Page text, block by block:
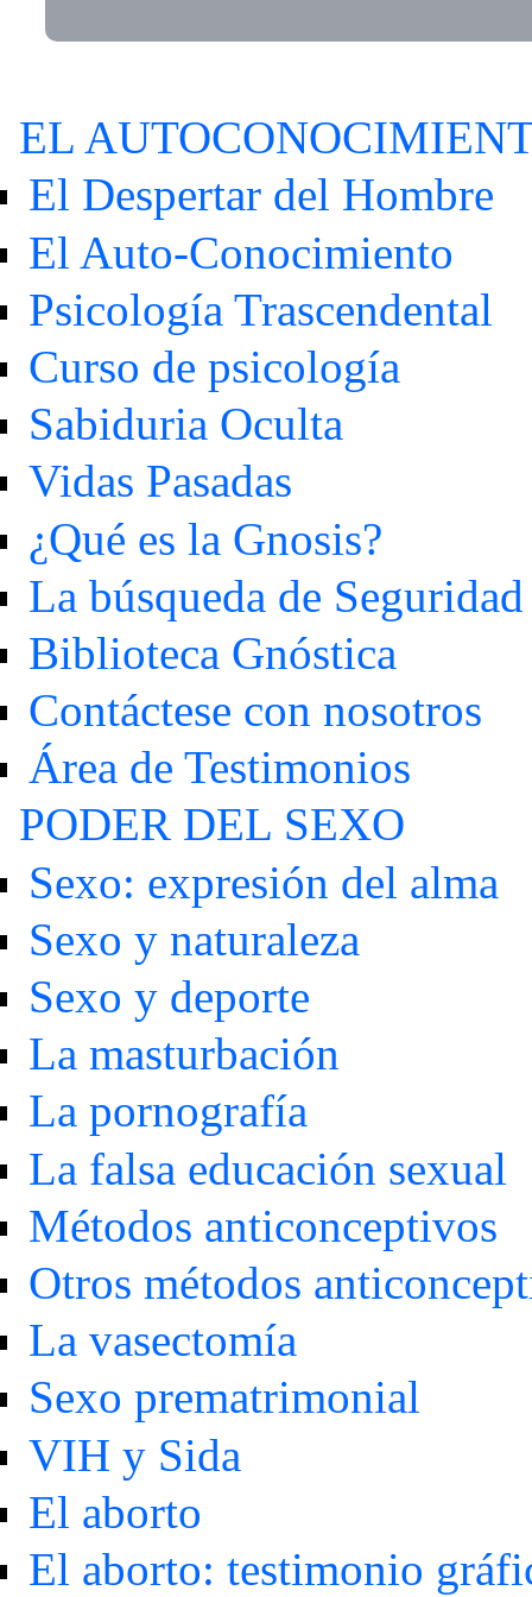
EL
El Despertar del Hombre
El Auto-Conocimiento
Psicología Trascendental
Curso de psicología
Sabiduria Oculta
Vidas Pasadas
¿Qué es la Gnosis?
La búsqueda de Seguridad
Biblioteca Gnóstica
Contáctese con nosotros
Área de Testimonios
PODER DEL SEXO
Sexo: expresión del alma
Sexo y naturaleza
Sexo y deporte
La masturbación
La pornografía
La falsa educación sexual
Métodos anticonceptivos
Otros métodos
La vasectomía
Sexo prematrimonial
VIH y Sida
El aborto
El aborto: testimonio